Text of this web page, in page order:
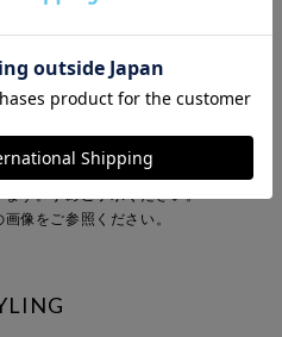
コンなどの閲覧環境により、実際の
像をご参照ください。